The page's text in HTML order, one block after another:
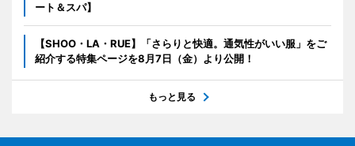
ート＆スパ】
【SHOO・LA・RUE】「さらりと快適。通気性がいい服」をご
紹介する特集ページを8月7日（金）より公開！
もっと見る